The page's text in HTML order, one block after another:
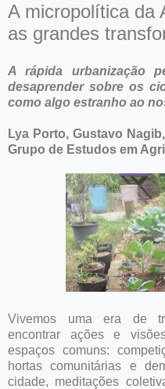
A micropolítica da
as grandes
A rápida urbanização
desaprender sobre os
como algo estranho ao
Lya Porto, Gustavo
Grupo de Estudos em
Vivemos uma era de
encontrar ações e
espaços comuns:
hortas comunitárias e
cidade, meditações